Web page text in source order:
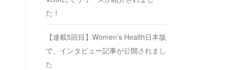
た！
【連載5回目】Women’s Health日本版
で、インタビュー記事が公開されまし
た